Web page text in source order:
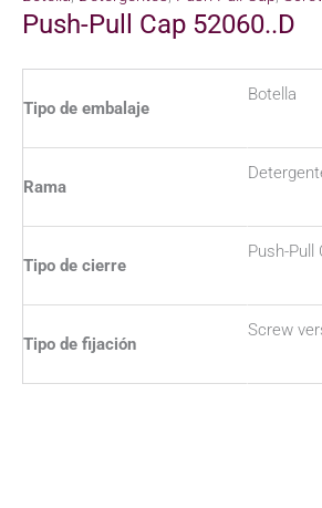
Push-Pull Cap 52060..D
Tipo de embalaje
Botella
Rama
Tipo de cierre
Push-Pull
Tipo de fijación
Screw